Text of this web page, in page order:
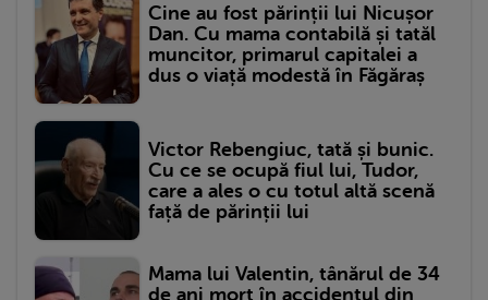
Cine au fost părinții lui Nicușor
Dan. Cu mama contabilă și tatăl
muncitor, primarul capitalei a
dus o viață modestă în Făgăraș
Victor Rebengiuc, tată și bunic.
Cu ce se ocupă fiul lui, Tudor,
care a ales o cu totul altă scenă
față de părinții lui
Mama lui Valentin, tânărul de 34
de ani mort în accidentul din